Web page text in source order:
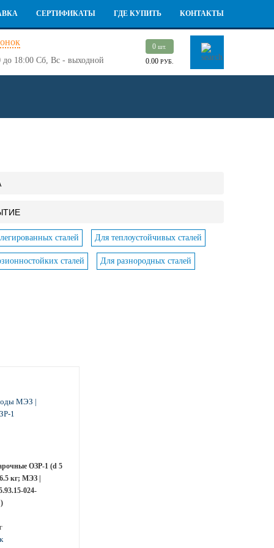
СЕРТИФИКАТЫ ГДЕ КУПИТЬ КОНТАКТЫ
18:00 Сб, Вс - выходной
0шт.
0.00 РУБ.
сталей Для теплоустойчивых сталей
сталей Для разнородных сталей
ОЗР-1 (d 5
кг; МЭЗ |
024-